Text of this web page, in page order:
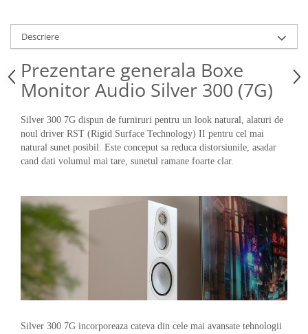
Descriere
Prezentare generala Boxe
Monitor Audio Silver 300 (7G)
Silver 300 7G dispun de furniruri pentru un look natural, alaturi de
noul driver RST (Rigid Surface Technology) II pentru cel mai
natural sunet posibil. Este conceput sa reduca distorsiunile, asadar
cand dati volumul mai tare, sunetul ramane foarte clar.
Silver 300 7G incorporeaza cateva din cele mai avansate tehnologii